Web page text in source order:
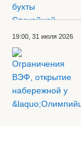
19:00, 31 июля 2026